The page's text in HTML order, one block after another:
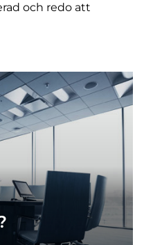
och redo att